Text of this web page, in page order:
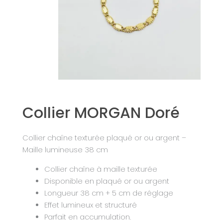
Collier MORGAN Doré
Collier chaîne texturée plaqué or ou argent –
Maille lumineuse 38 cm
Collier chaîne à maille texturée
Disponible en plaqué or ou argent
Longueur 38 cm + 5 cm de réglage
Effet lumineux et structuré
Parfait en accumulation.